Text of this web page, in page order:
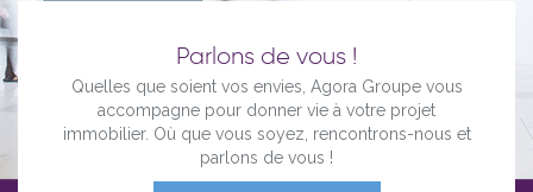
Parlons de vous !
Quelles que soient vos envies, Agora Groupe vous
accompagne pour donner vie à votre projet
immobilier. Où que vous soyez, rencontrons-nous et
parlons de vous !